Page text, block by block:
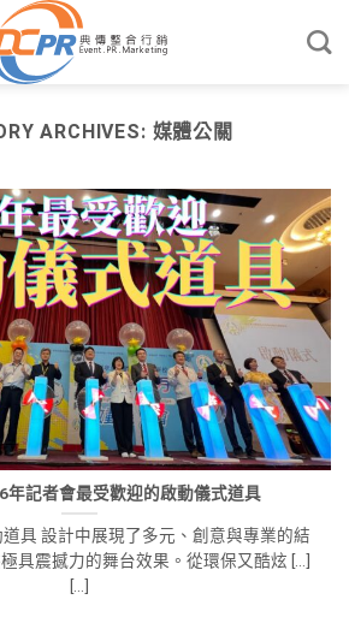
ARCHIVES: 媒體公關
年記者會最受歡迎的啟動儀式道具
具 設計中展現了多元、創意與專業的結
具震撼力的舞台效果。從環保又酷炫 [...]
[...]